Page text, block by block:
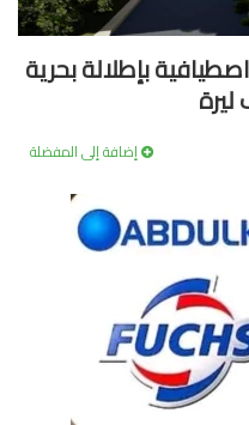
بإطلالة بحرية
إضافة إلى المفضلة